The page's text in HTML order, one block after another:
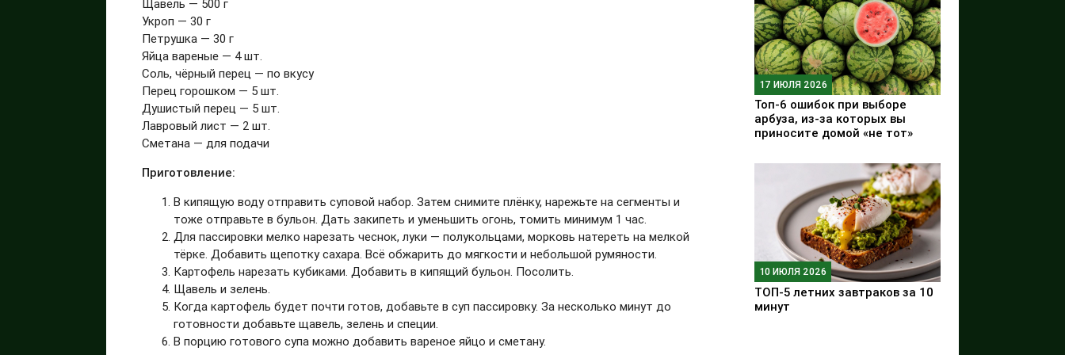
Щавель — 500 г
Укроп — 30 г
Петрушка — 30 г
Яйца вареные — 4 шт.
Соль, чёрный перец — по вкусу
Перец горошком — 5 шт.
Душистый перец — 5 шт.
Лавровый лист — 2 шт.
Сметана — для подачи
Приготовление:
В кипящую воду отправить суповой набор. Затем снимите плёнку, нарежьте на сегменты и
тоже отправьте в бульон. Дать закипеть и уменьшить огонь, томить минимум 1 час.
Для пассировки мелко нарезать чеснок, луки — полукольцами, морковь натереть на мелкой
тёрке. Добавить щепотку сахара. Всё обжарить до мягкости и небольшой румяности.
Картофель нарезать кубиками. Добавить в кипящий бульон. Посолить.
Щавель и зелень.
Когда картофель будет почти готов, добавьте в суп пассировку. За несколько минут до
готовности добавьте щавель, зелень и специи.
В порцию готового супа можно добавить вареное яйцо и сметану.
17 ИЮЛЯ 2026
Топ-6 ошибок при выборе
арбуза, из-за которых вы
приносите домой «не тот»
10 ИЮЛЯ 2026
ТОП-5 летних завтраков за 10
минут